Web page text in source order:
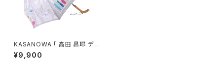
KASANOWA 「 高田 昌耶 デザ
イン " apparatus " 」
¥9,900